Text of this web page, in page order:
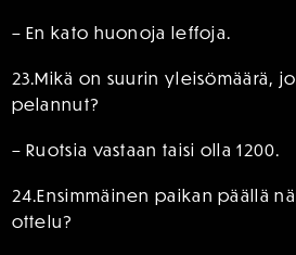
– En kato huonoja leffoja.
23.Mikä on suurin yleisömäärä,
pelannut?
– Ruotsia vastaan taisi olla 1200.
24.Ensimmäinen paikan päällä
ottelu?